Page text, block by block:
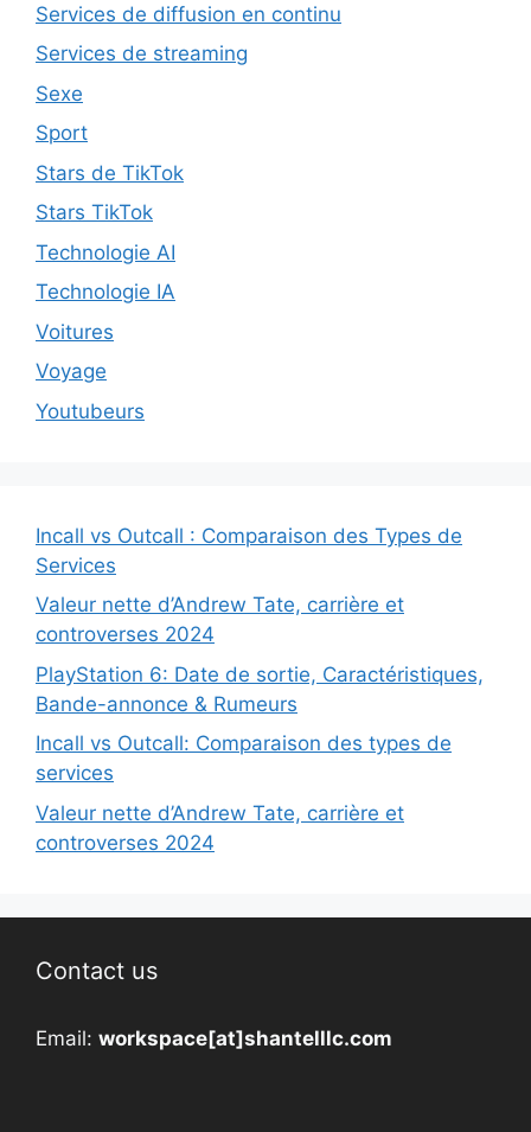
Services de diffusion en continu
Services de streaming
Sexe
Sport
Stars de TikTok
Stars TikTok
Technologie AI
Technologie IA
Voitures
Voyage
Youtubeurs
Incall vs Outcall : Comparaison des Types de
Services
Valeur nette d’Andrew Tate, carrière et
controverses 2024
PlayStation 6: Date de sortie, Caractéristiques,
Bande-annonce & Rumeurs
Incall vs Outcall: Comparaison des types de
services
Valeur nette d’Andrew Tate, carrière et
controverses 2024
Contact us
Email: workspace[at]shantelllc.com